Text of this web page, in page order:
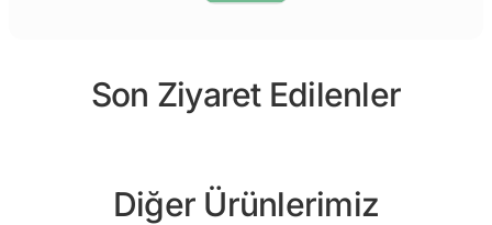
Son Ziyaret Edilenler
Diğer Ürünlerimiz